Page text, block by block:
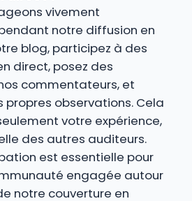
vivement
notre diffusion en
blog, participez à des
direct, posez des
commentateurs, et
propres observations. Cela
votre expérience,
des autres auditeurs.
est essentielle pour
engagée autour
notre couverture en